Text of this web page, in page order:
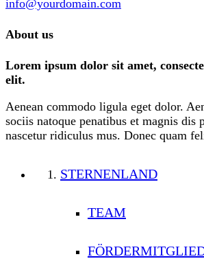
info@yourdomain.com
About us
Lorem ipsum dolor sit amet,
elit.
Aenean commodo ligula eget dolor.
sociis natoque penatibus et magnis dis
nascetur ridiculus mus. Donec quam
STERNENLAND
TEAM